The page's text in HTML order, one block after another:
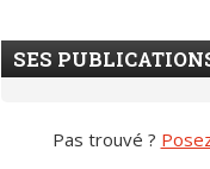
SES
Pas trouvé ?